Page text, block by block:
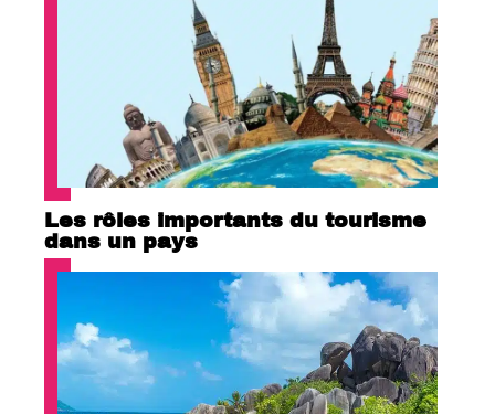
Les rôles importants du tourisme
dans un pays